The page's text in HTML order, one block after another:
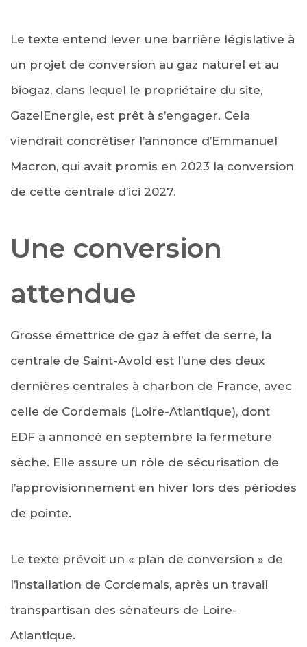
Le texte entend lever une barrière législative à
un projet de conversion au gaz naturel et au
biogaz, dans lequel le propriétaire du site,
GazelEnergie, est prêt à s’engager. Cela
viendrait concrétiser l’annonce d’Emmanuel
Macron, qui avait promis en 2023 la conversion
de cette centrale d’ici 2027.
Une conversion
attendue
Grosse émettrice de gaz à effet de serre, la
centrale de Saint-Avold est l’une des deux
dernières centrales à charbon de France, avec
celle de Cordemais (Loire-Atlantique), dont
EDF a annoncé en septembre la fermeture
sèche. Elle assure un rôle de sécurisation de
l’approvisionnement en hiver lors des périodes
de pointe.
Le texte prévoit un « plan de conversion » de
l’installation de Cordemais, après un travail
transpartisan des sénateurs de Loire-
Atlantique.